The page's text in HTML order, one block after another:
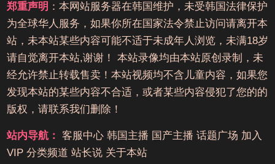
郑重声明 ：本网站服务器在韩国维护，未受韩国法律保护
为全球华人服务，如果你所在国家法令禁止访问请离开本
站，未本站某些内容可能不适于未成年人浏览，未满18岁
请自觉离开本站,谢谢！ 本站录像均由本站原创录制，未
经允许禁止转载售卖！本站视频均不含儿童内容，如果您
发现本站的某些内容不合适，或者某些内容侵犯了您的的
版权，请联系我们删除！
站内导航： 客服中心 韩国主播 国产主播 话题广场 加入
VIP 分类频道 站长说 关于本站